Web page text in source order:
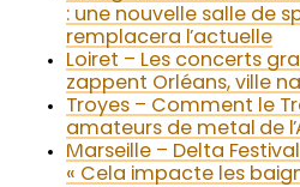
: une nouvelle salle de
remplacera l’actuelle
Loiret – Les concerts
zappent Orléans, ville
Troyes – Comment le
amateurs de metal de
Marseille – Delta
« Cela impacte les